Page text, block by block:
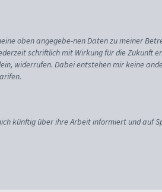
oben angegebe-nen Daten zu meiner
schriftlich mit Wirkung für die Zukunft
widerrufen. Dabei entstehen mir keine
künftig über ihre Arbeit informiert und auf